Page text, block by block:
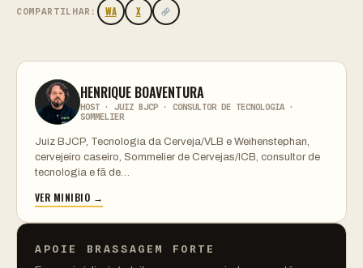
COMPARTILHAR: WA X
HENRIQUE BOAVENTURA
HOST · JUIZ BJCP · CONSULTOR DE TECNOLOGIA ·
SOMMELIER
Juiz BJCP, Tecnologia da Cerveja/VLB e Weihenstephan,
cervejeiro caseiro, Sommelier de Cervejas/ICB, consultor de
tecnologia e fã de…
VER MINIBIO →
APOIE BRASSAGEM FORTE